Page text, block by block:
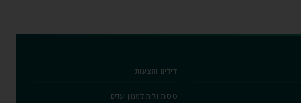
דילים והצעות
טיסות זולות למגוון יעדים